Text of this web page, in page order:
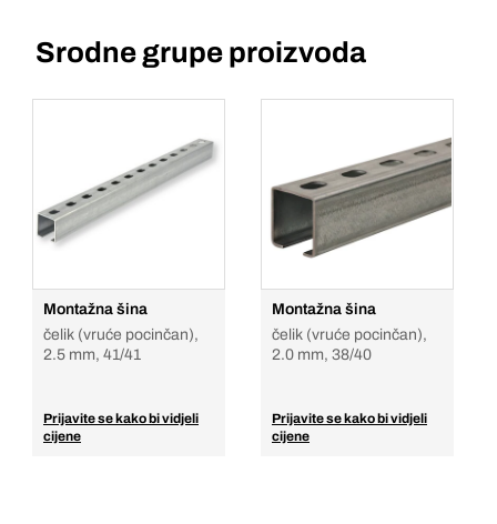
Srodne grupe proizvoda
Montažna šina
čelik (vruće pocinčan),
2.5 mm, 41/41
Prijavite se kako bi vidjeli
cijene
Montažna šina
čelik (vruće pocinčan),
2.0 mm, 38/40
Prijavite se kako bi vidjeli
cijene